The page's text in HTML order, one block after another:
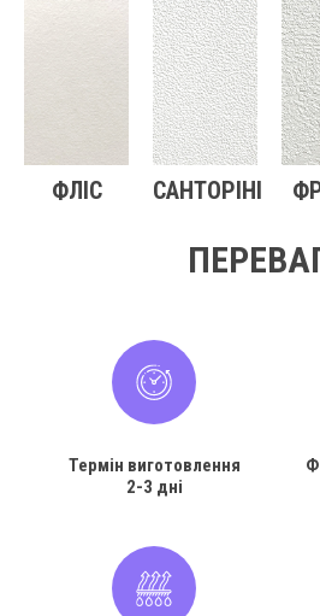
ФЛІС САНТОРІНІ
Термін виготовлення
2-3 дні